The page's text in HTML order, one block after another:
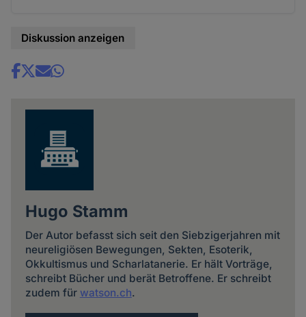
Diskussion anzeigen
Share
Hugo Stamm
Der Autor befasst sich seit den Siebzigerjahren mit
neureligiösen Bewegungen, Sekten, Esoterik,
Okkultismus und Scharlatanerie. Er hält Vorträge,
schreibt Bücher und berät Betroffene. Er schreibt
zudem für watson.ch.